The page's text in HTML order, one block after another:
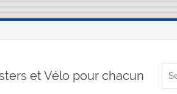
et Vélo pour chacun